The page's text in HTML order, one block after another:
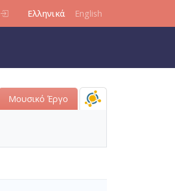
Ελληνικά English
Μουσικό Έργο